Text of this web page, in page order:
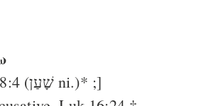
[in LXX: Gen.18:4 (שָׁעַן ni.)* ;]